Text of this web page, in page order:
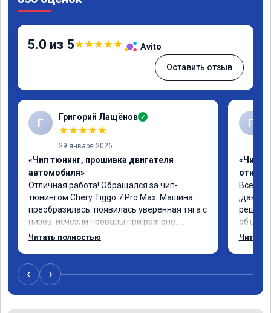
5.0 из 5★★★★★ Avito
Оставить отзыв
Г Григорий Лащёнов ✓
★★★★★
29 января 2026
«Чип тюнинг, прошивка двигателя
автомобиля»
Отличная работа! Обращался за чип-
тюнингом Chery Tiggo 7 Pro Max. Машина
преобразилась: появилась уверенная тяга с
низов, исчезли провалы при разгоне.
Расход в спокойном режиме даже немного
всем, кто сомневается.
Читать полностью
Г
«Чип
Всем
,давно
сумму
Читать
‹ ›